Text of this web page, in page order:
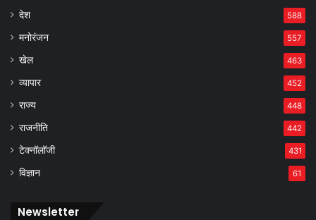
देश 588
मनोरंजन 557
खेल 463
व्यापार 452
राज्य 448
राजनीति 442
टेक्नॉलॉजी 431
विज्ञान 61
Newsletter